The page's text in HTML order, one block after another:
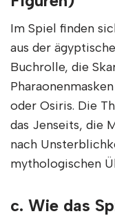
Im Spiel finden
aus der
Buchrolle, die
oder Osiris. Die
das Jenseits, die
nach
mythologischen
c. Wie das